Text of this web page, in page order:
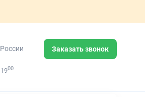
Заказать звонок
1900